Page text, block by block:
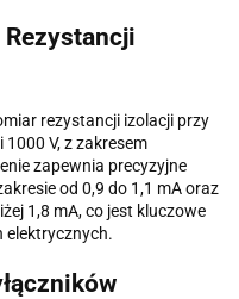
rezystancji izolacji przy
1000 V, z zakresem
zapewnia precyzyjne
od 0,9 do 1,1 mA oraz
1,8 mA, co jest kluczowe
elektrycznych.